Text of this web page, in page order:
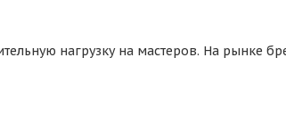
нагрузку на мастеров. На рынке